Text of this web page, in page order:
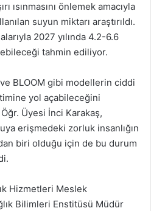
ısınmasını önlemek amacıyla
suyun miktarı araştırıldı.
2027 yılında 4.2-6.6
tahmin ediliyor.
BLOOM gibi modellerin ciddi
yol açabileceğini
Üyesi İnci Karakaş,
erişmedeki zorluk insanlığın
biri olduğu için de bu durum
Hizmetleri Meslek
Bilimleri Enstitüsü Müdür